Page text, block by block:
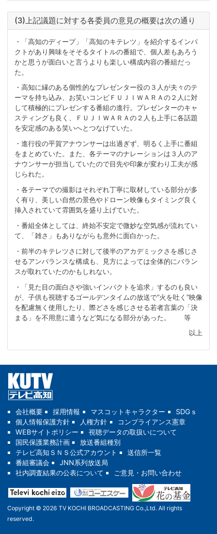
(3)上記議題に対する各委員の意見の概要は次の通り
・「高知のディープ」「高知のキテレツ」を紹介するインパ
クトがあり興味をそそるタイトルの番組で、個人差もあろう
かと思うが面白いと言うよりも楽しい構成内容の番組だっ
た。
・高知に縁のある個性的なプレゼンター役の３人が夫々のテ
ーマを持ち込み、お笑いコンビＦＵＪＩＷＡＲＡの２人に対
して積極的にプレゼンする番組の進行。プレゼンターのキャ
スティングも良く、ＦＵＪＩＷＡＲＡの２人も上手に各話題
を安定感のある笑いへとつなげていた。
・進行役の平賀アナウンサーは出過ぎず、明るく上手に番組
をまとめていた。また、各テーマのナレーションは３人のア
ナウンサーが担当していたので目先や印象が変わり工夫が感
じられた。
・各テーマでの撮影はそれぞれ丁寧に取材している部分が多
く有り、美しい自然の景色やドローン映像もタイミング良く
挿入されていて雰囲気を盛り上げていた。
・番組全体としては、終始不安定で微妙な空気感が流れてい
て、「雑さ」もありながらも意外に面白かった。
・前半のキテレツさに対して後半のアカデミックさを感じさ
せるアンバランスな構成も、見方によっては全体的にバラン
スが取れていたのかもしれない。
・「見た目の面白さや強いインパクトを追求」するのも良い
が、子供も視聴するゴールデンタイムの放送で“火を吐く”映像
を配慮無く使用したり、際どさを感じさせる若者言葉の「決
まる」を不用意に遣うなど気になる部分があった。 等
以上
会社概要 採用情報 マスコットキャラクター
SDGｓ
個人情報保護方針
人権方針
コンプライアンス憲章
WEBサイトポリシー
視聴データの取扱いについて
国民保護業務計画
放送番組種別
テレビ高知ＳＮＳ公式アカウント
送信所一覧
番組審議会
JNN系列放送局
社内調査結果の公表について
ご意見・お問い合わせ
Copyright © 2026 TV KOCHI BROADCASTING Co.,Ltd. All rights
reserved.